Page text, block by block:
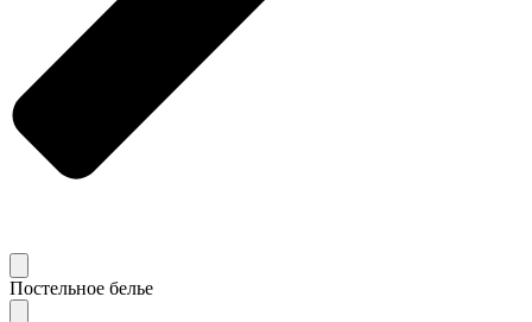
Постельное белье